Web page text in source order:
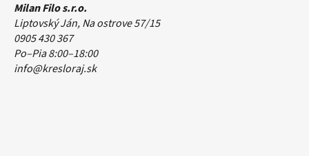
Milan Filo s.r.o.
Liptovský Ján, Na ostrove 57/15
0905 430 367
Po–Pia 8:00–18:00
info@kresloraj.sk